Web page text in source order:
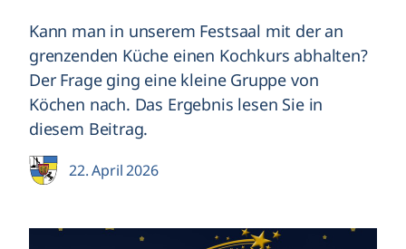
Kann man in unserem Festsaal mit der an
grenzenden Küche einen Kochkurs abhalten?
Der Frage ging eine kleine Gruppe von
Köchen nach. Das Ergebnis lesen Sie in
diesem Beitrag.
22. April 2026